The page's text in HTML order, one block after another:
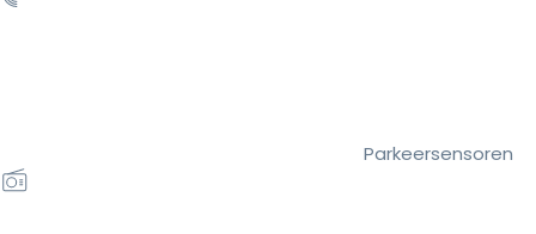
Parkeersensoren